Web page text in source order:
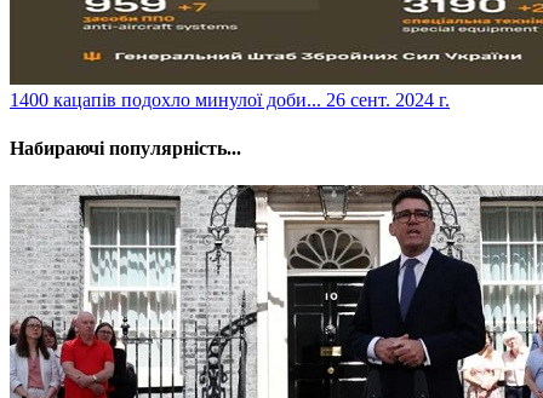
​1400 кацапів подохло минулої доби... 26 сент. 2024 г.
Набираючі популярність...